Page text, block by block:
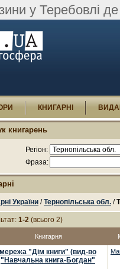
у Теребовлі
КНИГАРНІ
книгарень
Регіон:
Фраза:
України /Тернопільська обл. /
1-2 (всього 2)
Книгарня
мережа "Дім книги" (вид-во
"Навчальна книга-Богдан"